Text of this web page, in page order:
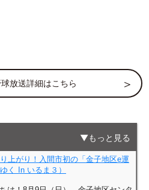
放送詳細はこちら
もっと見る